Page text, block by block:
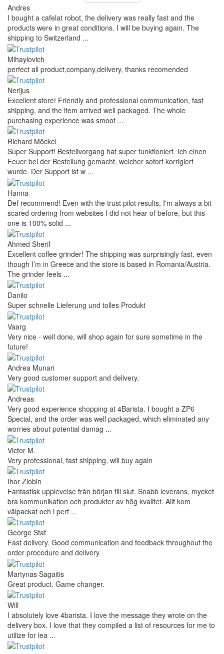
Andres
I bought a cafelat robot, the delivery was really fast and the
products were in great conditions. I will be buying again. The
shipping to Switzerland ...
Mihaylovich
perfect all product,company,delivery, thanks recomended
Nerijus
Excellent store! Friendly and professional communication, fast
shipping, and the item arrived well packaged. The whole
purchasing experience was smoot ...
Richard Möckel
Super Support! Bestellvorgang hat super funktioniert. Ich einen
Feuer bei der Bestellung gemacht, welcher sofort korrigiert
wurde. Der Support ist w ...
Hanna
Def recommend! Even with the trust pilot results, I'm always a bit
scared ordering from websites I did not hear of before, but this
one is 100% solid ...
Ahmed Sherif
Excellent coffee grinder! The shipping was surprisingly fast, even
though I’m in Greece and the store is based in Romania/Austria.
The grinder feels ...
Danilo
Super schnelle Lieferung und tolles Produkt
Vaarg
Very nice - well done, will shop again for sure sometime in the
future!
Andrea Munari
Very good customer support and delivery.
Andreas
Very good experience shopping at 4Barista. I bought a ZP6
Special, and the order was well packaged, which eliminated any
worries about potential damag ...
Victor M.
Very professional, fast shipping, will buy again
Ihor Zlobin
Fantastisk upplevelse från början till slut. Snabb leverans, mycket
bra kommunikation och produkter av hög kvalitet. Allt kom
välpackat och i perf ...
George Staf
Fast delivery. Good communication and feedback throughout the
order procedure and delivery.
Martynas Sagaitis
Great product. Game changer.
Will
I absolutely love 4barista. I love the message they wrote on the
delivery box. I love that they compiled a list of resources for me to
utilize for lea ...